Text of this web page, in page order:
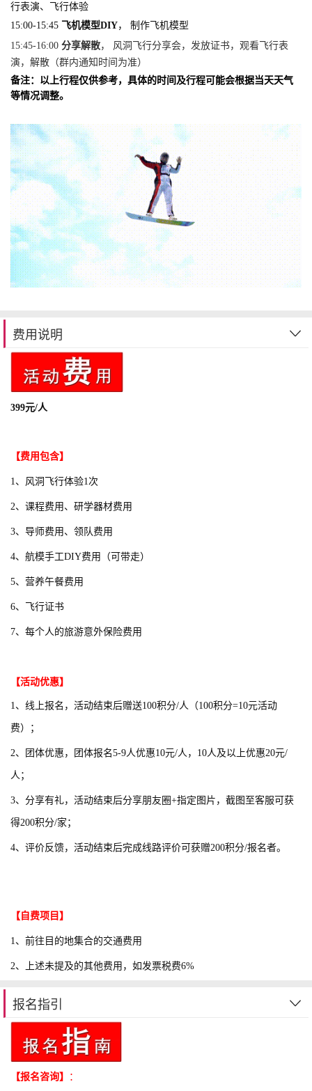
行表演、飞行体验
15:00-15:45
飞机模型DIY， 制作飞机模型
15:45-16:00 分享解散， 风洞飞行分享会，发放证书，观看飞行表
演，解散（群内通知时间为准）
备注：以上行程仅供参考，具体的时间及行程可能会根据当天天气
等情况调整。
费用说明
399元/人
【费用包含】
1、风洞飞行体验1次
2、课程费用、研学器材费用
3、导师费用、领队费用
4、航模手工DIY费用（可带走）
5、营养午餐费用
6、飞行证书
7、每个人的旅游意外保险费用
【活动优惠】
1、线上报名，活动结束后赠送100积分/人（100积分=10元活动
费）；
2、团体优惠，团体报名5-9人优惠10元/人，10人及以上优惠20元/
人；
3、分享有礼，活动结束后分享朋友圈+指定图片，截图至客服可获
得200积分/家；
4、评价反馈，活动结束后完成线路评价可获赠200积分/报名者。
【自费项目】
1、前往目的地集合的交通费用
2、上述未提及的其他费用，如发票税费6%
报名指引
【报名咨询】 ：